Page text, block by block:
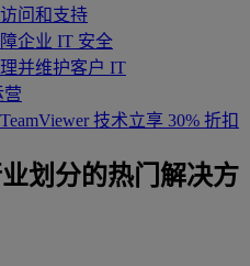
问和支持
企业 IT 安全
并维护客户 IT
营
TeamViewer 技术立享 30% 折扣
划分的热门解决方